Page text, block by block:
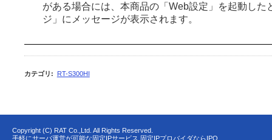
がある場合には、本商品の「Web設定」を起動した
ジ」にメッセージが表示されます。
カテゴリ : RT-S300HI
Copyright (C) RAT Co.,Ltd. All Rights Reserved.
手軽にサーバ運営が可能な固定IPサービス 固定IPプロバイダならIPQ